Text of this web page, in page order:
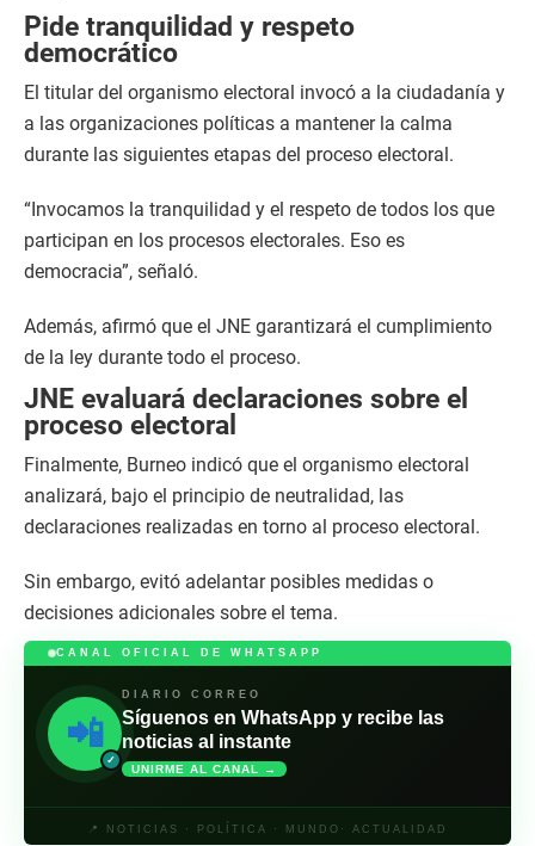
Pide tranquilidad y respeto
democrático
El titular del organismo electoral invocó a la ciudadanía y
a las organizaciones políticas a mantener la calma
durante las siguientes etapas del proceso electoral.
“Invocamos la tranquilidad y el respeto de todos los que
participan en los procesos electorales. Eso es
democracia”, señaló.
Además, afirmó que el JNE garantizará el cumplimiento
de la ley durante todo el proceso.
JNE evaluará declaraciones sobre el
proceso electoral
Finalmente, Burneo indicó que el organismo electoral
analizará, bajo el principio de neutralidad, las
declaraciones realizadas en torno al proceso electoral.
Sin embargo, evitó adelantar posibles medidas o
decisiones adicionales sobre el tema.
CANAL OFICIAL DE WHATSAPP
📲
✓
DIARIO CORREO
Síguenos en WhatsApp y recibe las
noticias al instante
UNIRME AL CANAL →
📍 NOTICIAS · POLÍTICA · MUNDO· ACTUALIDAD